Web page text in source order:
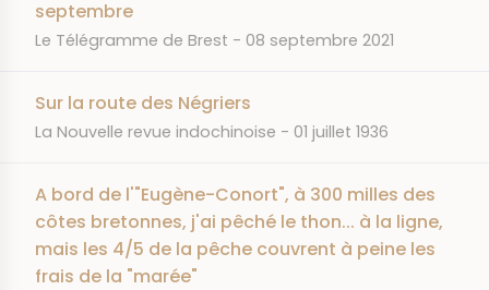
septembre
JOURNAL
Le Télégramme de Brest DATE
08 septembre 2021
Sur la route des Négriers
JOURNAL
La Nouvelle revue indochinoise DATE
01 juillet 1936
A bord de l'"Eugène-Conort", à 300 milles des
côtes bretonnes, j'ai pêché le thon... à la ligne,
mais les 4/5 de la pêche couvrent à peine les
frais de la "marée"